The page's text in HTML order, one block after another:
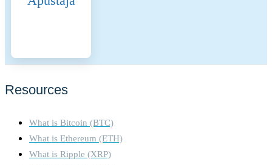
Resources
What is Bitcoin (BTC)
What is Ethereum (ETH)
What is Ripple (XRP)